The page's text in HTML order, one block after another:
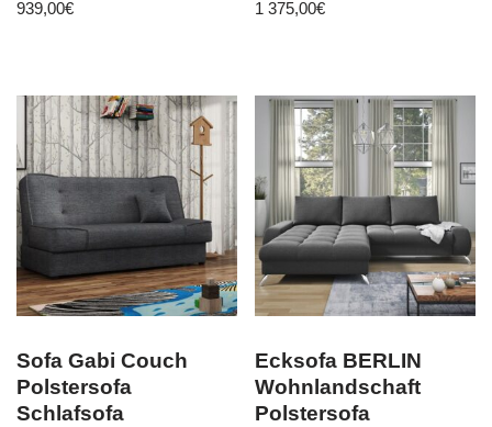
939,00€ 1 375,00€
Sofa Gabi Couch
Polstersofa
Schlafsofa
Ecksofa BERLIN
Wohnlandschaft
Polstersofa